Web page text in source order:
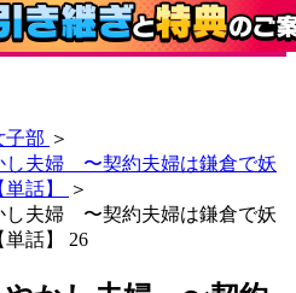
子部 ＞
し夫婦 〜契約夫婦は鎌倉で妖
話】
＞
し夫婦 〜契約夫婦は鎌倉で妖
話】 26